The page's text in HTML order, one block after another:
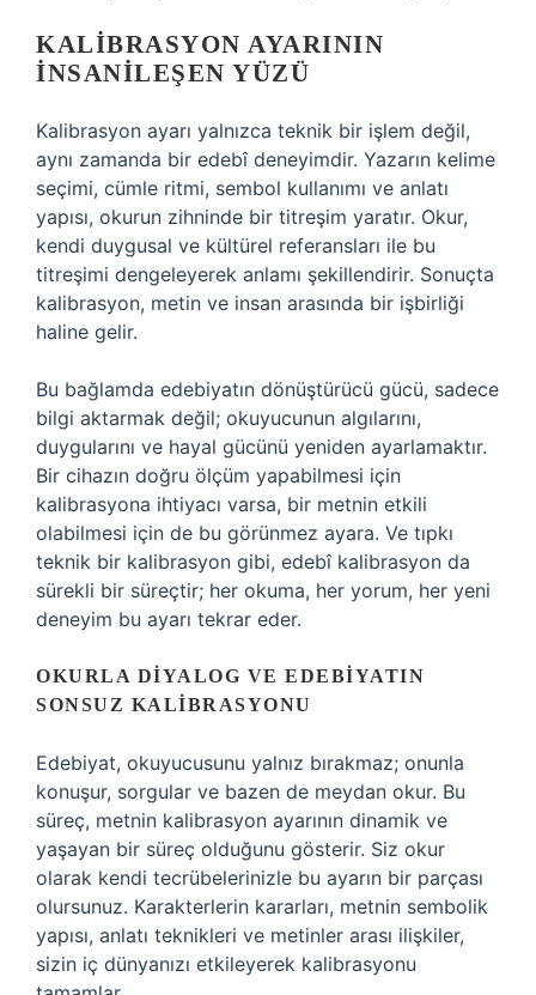
KALIBRASYON AYARININ
İNSANILEŞEN YÜZÜ
Kalibrasyon ayarı yalnızca teknik bir işlem değil,
aynı zamanda bir edebî deneyimdir. Yazarın kelime
seçimi, cümle ritmi, sembol kullanımı ve anlatı
yapısı, okurun zihninde bir titreşim yaratır. Okur,
kendi duygusal ve kültürel referansları ile bu
titreşimi dengeleyerek anlamı şekillendirir. Sonuçta
kalibrasyon, metin ve insan arasında bir işbirliği
haline gelir.
Bu bağlamda edebiyatın dönüştürücü gücü, sadece
bilgi aktarmak değil; okuyucunun algılarını,
duygularını ve hayal gücünü yeniden ayarlamaktır.
Bir cihazın doğru ölçüm yapabilmesi için
kalibrasyona ihtiyacı varsa, bir metnin etkili
olabilmesi için de bu görünmez ayara. Ve tıpkı
teknik bir kalibrasyon gibi, edebî kalibrasyon da
sürekli bir süreçtir; her okuma, her yorum, her yeni
deneyim bu ayarı tekrar eder.
OKURLA DIYALOG VE EDEBIYATIN
SONSUZ KALIBRASYONU
Edebiyat, okuyucusunu yalnız bırakmaz; onunla
konuşur, sorgular ve bazen de meydan okur. Bu
süreç, metnin kalibrasyon ayarının dinamik ve
yaşayan bir süreç olduğunu gösterir. Siz okur
olarak kendi tecrübelerinizle bu ayarın bir parçası
olursunuz. Karakterlerin kararları, metnin sembolik
yapısı, anlatı teknikleri ve metinler arası ilişkiler,
sizin iç dünyanızı etkileyerek kalibrasyonu